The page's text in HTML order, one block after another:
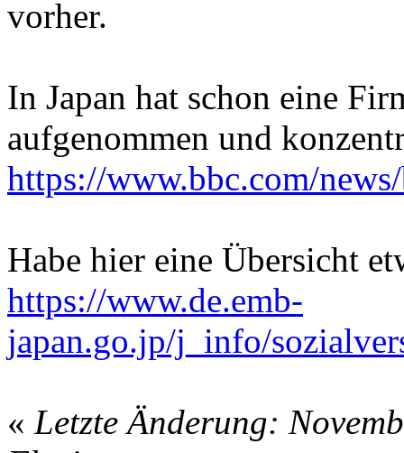
vorher.
In Japan hat schon eine
aufgenommen und
https://www.bbc.com/
Habe hier eine Übersicht
https://www.de.emb-
japan.go.jp/j_info/
« Letzte Änderung: